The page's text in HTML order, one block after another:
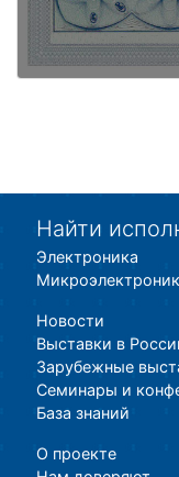
Найти
Электроника
Новости
Выставки в
Зарубежные
Семинары и
База знаний
О проекте